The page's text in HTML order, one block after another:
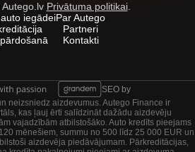
Privātuma politikai.
iegādeiPar Autego
Partneri
Kontakti
SEO by
neizsniedz aizdevumus. Autego Finance ir
kas ļauj ērti salīdzināt dažādu aizdevēju
vajadzībām atbilstošāko. Auto kredīts pieejams
mēnešiem, summu no 500 līdz 25 000 EUR un
aizdevēja piedāvājumam. Pārkreditācijas,